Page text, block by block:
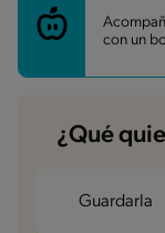
Energía
Grasas
Azúcares
con un
¿Qué
Guardarla